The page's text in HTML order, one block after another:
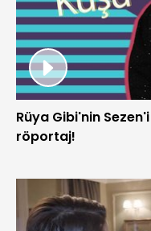
Rüya Gibi'nin
röportaj!